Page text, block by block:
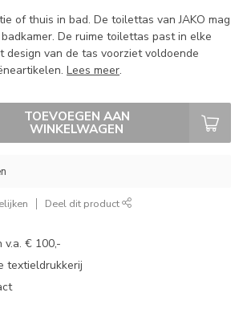
of thuis in bad. De toilettas van JAKO mag
De ruime toilettas past in elke
design van de tas voorziet voldoende
Lees meer.
TOEVOEGEN AAN
WINKELWAGEN
Deel dit product
v.a. € 100,-
textieldrukkerij